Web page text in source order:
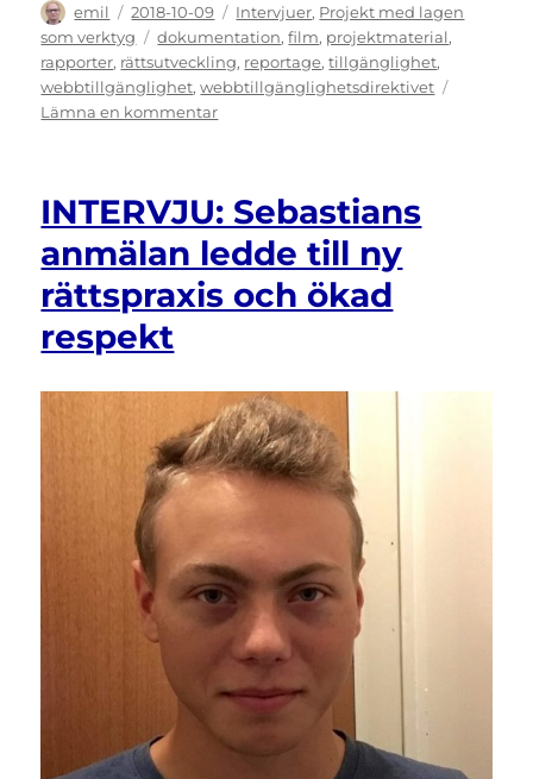
Författare
emil
Publicerat
den
2018-10-09 Kategorier
Intervjuer, Projekt med lagen
som verktyg
Etiketter
dokumentation,film, projektmaterial,
rapporter, rättsutveckling, reportage,tillgänglighet,
webbtillgänglighet,webbtillgänglighetsdirektivet
Lämna en kommentartill
webbtillgänglighet
skärps
–
men
vems
INTERVJU: Sebastians
anmälan ledde till ny
rättspraxis och ökad
respekt